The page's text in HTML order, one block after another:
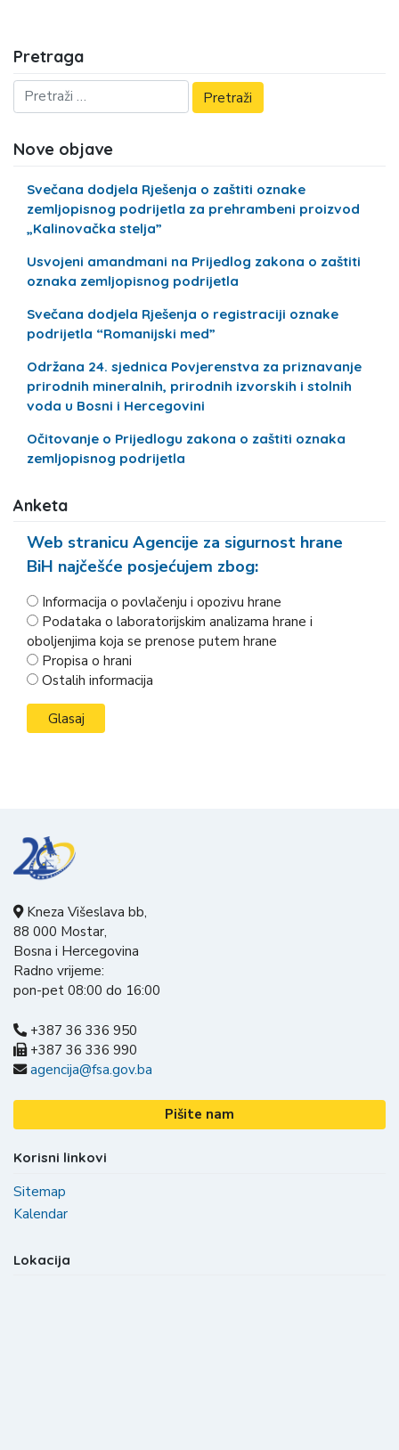
Pretraga
Nove objave
Svečana dodjela Rješenja o zaštiti oznake
zemljopisnog podrijetla za prehrambeni proizvod
„Kalinovačka stelja”
Usvojeni amandmani na Prijedlog zakona o zaštiti
oznaka zemljopisnog podrijetla
Svečana dodjela Rješenja o registraciji oznake
podrijetla “Romanijski med”
Održana 24. sjednica Povjerenstva za priznavanje
prirodnih mineralnih, prirodnih izvorskih i stolnih
voda u Bosni i Hercegovini
Očitovanje o Prijedlogu zakona o zaštiti oznaka
zemljopisnog podrijetla
Anketa
Web stranicu Agencije za sigurnost hrane
BiH najčešće posjećujem zbog:
Informacija o povlačenju i opozivu hrane
Podataka o laboratorijskim analizama hrane i
oboljenjima koja se prenose putem hrane
Propisa o hrani
Ostalih informacija
Kneza Višeslava bb,
88 000 Mostar,
Bosna i Hercegovina
Radno vrijeme:
pon-pet 08:00 do 16:00
+387 36 336 950
+387 36 336 990
agencija@fsa.gov.ba
Pišite nam
Korisni linkovi
Sitemap
Kalendar
Lokacija